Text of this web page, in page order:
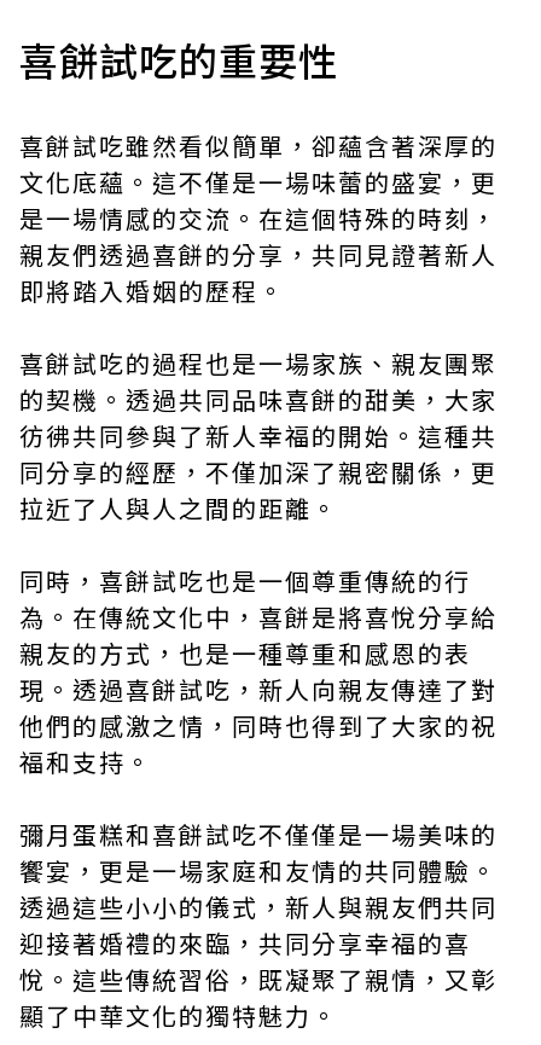
喜餅試吃的重要性
喜餅試吃雖然看似簡單，卻蘊含著深厚的
文化底蘊。這不僅是一場味蕾的盛宴，更
是一場情感的交流。在這個特殊的時刻，
親友們透過喜餅的分享，共同見證著新人
即將踏入婚姻的歷程。
喜餅試吃的過程也是一場家族、親友團聚
的契機。透過共同品味喜餅的甜美，大家
彷彿共同參與了新人幸福的開始。這種共
同分享的經歷，不僅加深了親密關係，更
拉近了人與人之間的距離。
同時，喜餅試吃也是一個尊重傳統的行
為。在傳統文化中，喜餅是將喜悅分享給
親友的方式，也是一種尊重和感恩的表
現。透過喜餅試吃，新人向親友傳達了對
他們的感激之情，同時也得到了大家的祝
福和支持。
彌月蛋糕和喜餅試吃不僅僅是一場美味的
饗宴，更是一場家庭和友情的共同體驗。
透過這些小小的儀式，新人與親友們共同
迎接著婚禮的來臨，共同分享幸福的喜
悅。這些傳統習俗，既凝聚了親情，又彰
顯了中華文化的獨特魅力。